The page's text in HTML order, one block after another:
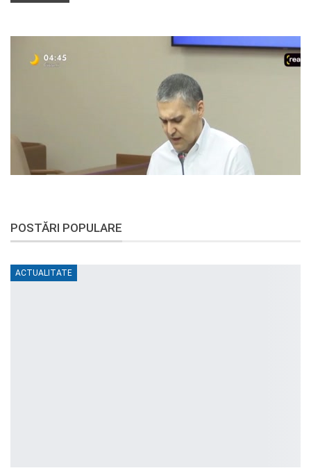
POSTĂRI POPULARE
ACTUALITATE